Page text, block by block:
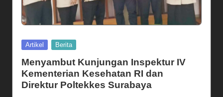
Posted
Artikel Berita
Menyambut Kunjungan Inspektur IV
Kementerian Kesehatan RI dan
Direktur Poltekkes Surabaya